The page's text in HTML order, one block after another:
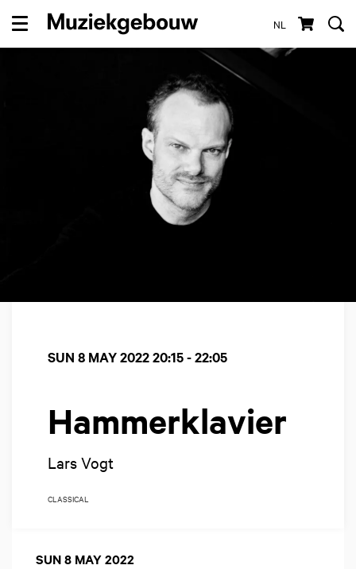
NL
Menu
Hammerklavier
Lars Vogt
SUN 8 MAY 202220:15 - 22:05
CLASSICAL
SUN 8 MAY 2022